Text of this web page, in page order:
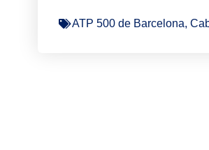
ATP 500 de Barcelona,